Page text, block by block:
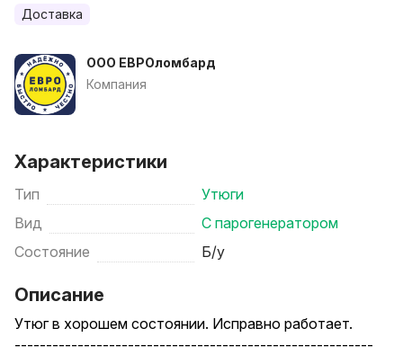
Доставка
ООО ЕВРОломбард
Компания
Характеристики
Тип
Утюги
Вид
С парогенератором
Состояние
Б/у
Описание
Утюг в хорошем состоянии. Исправно работает.
---------------------------------------------------------